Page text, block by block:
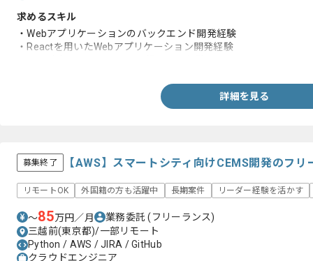
求めるスキル
・Webアプリケーションのバックエンド開発経験
・Reactを用いたWebアプリケーション開発経験
詳細を見る
募集終了 【AWS】スマートシティ向けCEMS開発のフ
リモートOK 外国籍の方も活躍中 長期案件 リーダー経験を活かす
〜85万円／月 業務委託(フリーランス)
三越前(東京都)/一部リモート
Python / AWS / JIRA / GitHub
クラウドエンジニア